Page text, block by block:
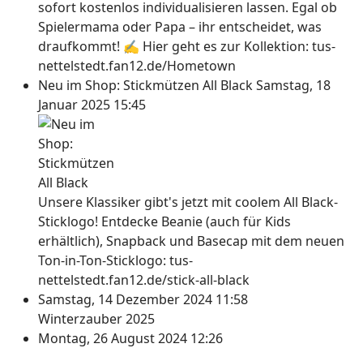
sofort kostenlos individualisieren lassen. Egal ob
Spielermama oder Papa – ihr entscheidet, was
draufkommt! ✍ Hier geht es zur Kollektion: tus-
nettelstedt.fan12.de/Hometown
Neu im Shop: Stickmützen All BlackSamstag, 18
Januar 2025 15:45
Unsere Klassiker gibt's jetzt mit coolem All Black-
Sticklogo! Entdecke Beanie (auch für Kids
erhältlich), Snapback und Basecap mit dem neuen
Ton-in-Ton-Sticklogo: tus-
nettelstedt.fan12.de/stick-all-black
Samstag, 14 Dezember 2024 11:58
Winterzauber 2025
Montag, 26 August 2024 12:26